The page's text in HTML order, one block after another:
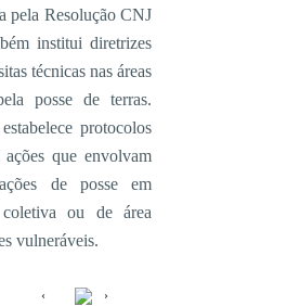
pela Resolução CNJ
institui diretrizes
técnicas nas áreas
posse de terras.
protocolos
que envolvam
de posse em
ou de área
vulneráveis.